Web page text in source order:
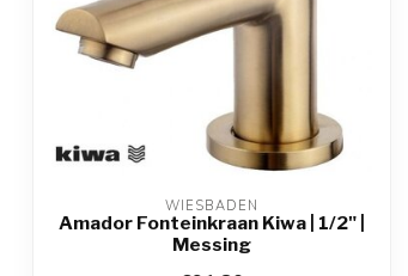
WIESBADEN
Amador Fonteinkraan Kiwa | 1/2" |
Messing